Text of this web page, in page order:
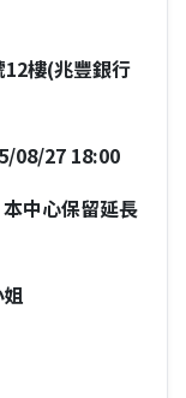
樓(兆豐銀行
08/27 18:00
中心保留延長